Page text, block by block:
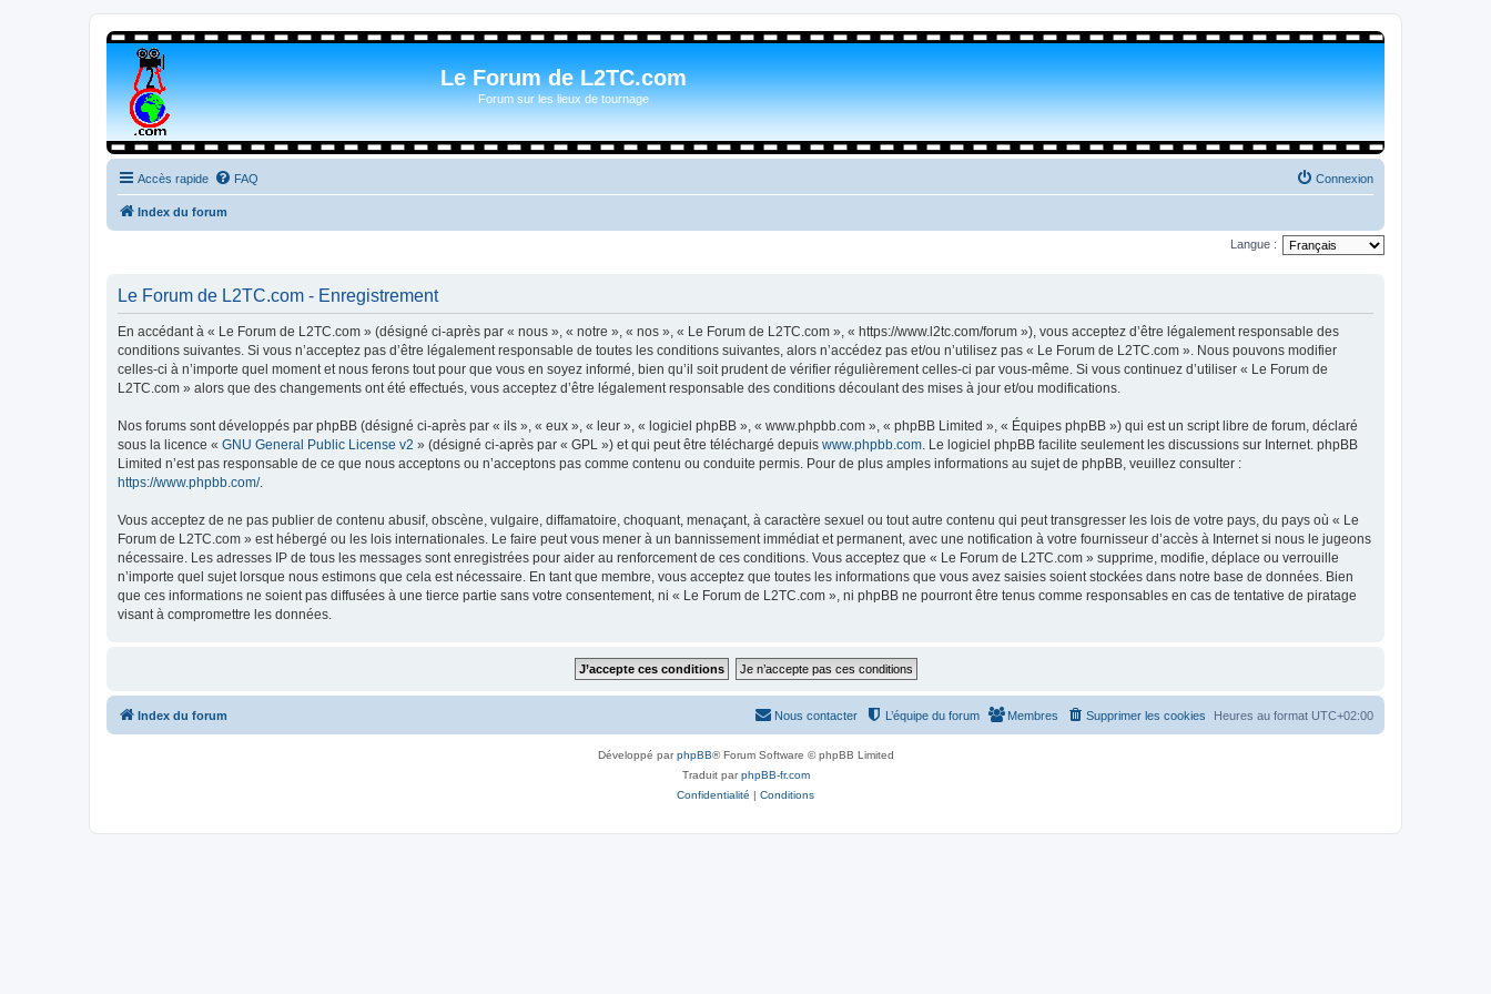
Le Forum de L2TC.com
Forum sur les lieux de tournage
Accès rapide FAQ Connexion
Index du forum
Langue :
Le Forum de L2TC.com - Enregistrement
En accédant à « Le Forum de L2TC.com » (désigné ci-après par « nous », « notre », « nos », « Le Forum de L2TC.com », « https://www.l2tc.com/forum »), vous acceptez d’être légalement responsable des
conditions suivantes. Si vous n’acceptez pas d’être légalement responsable de toutes les conditions suivantes, alors n’accédez pas et/ou n’utilisez pas « Le Forum de L2TC.com ». Nous pouvons modifier
celles-ci à n’importe quel moment et nous ferons tout pour que vous en soyez informé, bien qu’il soit prudent de vérifier régulièrement celles-ci par vous-même. Si vous continuez d’utiliser « Le Forum de
L2TC.com » alors que des changements ont été effectués, vous acceptez d’être légalement responsable des conditions découlant des mises à jour et/ou modifications.
Nos forums sont développés par phpBB (désigné ci-après par « ils », « eux », « leur », « logiciel phpBB », « www.phpbb.com », « phpBB Limited », « Équipes phpBB ») qui est un script libre de forum, déclaré
sous la licence « GNU General Public License v2 » (désigné ci-après par « GPL ») et qui peut être téléchargé depuis www.phpbb.com . Le logiciel phpBB facilite seulement les discussions sur Internet. phpBB
Limited n’est pas responsable de ce que nous acceptons ou n’acceptons pas comme contenu ou conduite permis. Pour de plus amples informations au sujet de phpBB, veuillez consulter :
https://www.phpbb.com/.
Vous acceptez de ne pas publier de contenu abusif, obscène, vulgaire, diffamatoire, choquant, menaçant, à caractère sexuel ou tout autre contenu qui peut transgresser les lois de votre pays, du pays où « Le
Forum de L2TC.com » est hébergé ou les lois internationales. Le faire peut vous mener à un bannissement immédiat et permanent, avec une notification à votre fournisseur d’accès à Internet si nous le jugeons
nécessaire. Les adresses IP de tous les messages sont enregistrées pour aider au renforcement de ces conditions. Vous acceptez que « Le Forum de L2TC.com » supprime, modifie, déplace ou verrouille
n’importe quel sujet lorsque nous estimons que cela est nécessaire. En tant que membre, vous acceptez que toutes les informations que vous avez saisies soient stockées dans notre base de données. Bien
que ces informations ne soient pas diffusées à une tierce partie sans votre consentement, ni « Le Forum de L2TC.com », ni phpBB ne pourront être tenus comme responsables en cas de tentative de piratage
visant à compromettre les données.
Index du forum Heures au format UTC+02:00
Supprimer les cookies
Membres
L’équipe du forum
Nous contacter
Développé parphpBB® Forum Software © phpBB Limited
Traduit parphpBB-fr.com
Confidentialité | Conditions